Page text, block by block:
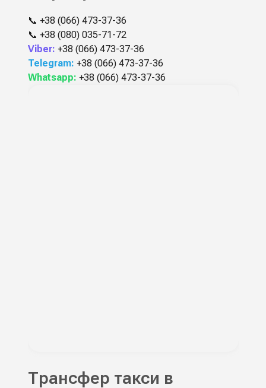
📞 +38 (066) 473-37-36
📞 +38 (080) 035-71-72
Viber: +38 (066) 473-37-36
Telegram: +38 (066) 473-37-36
Whatsapp: +38 (066) 473-37-36
Трансфер такси в